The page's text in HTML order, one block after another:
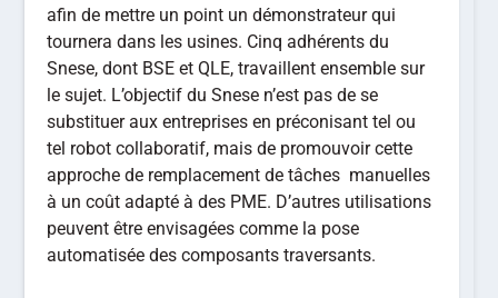
afin de mettre un point un démonstrateur qui
tournera dans les usines. Cinq adhérents du
Snese, dont BSE et QLE, travaillent ensemble sur
le sujet. L’objectif du Snese n’est pas de se
substituer aux entreprises en préconisant tel ou
tel robot collaboratif, mais de promouvoir cette
approche de remplacement de tâches manuelles
à un coût adapté à des PME. D’autres utilisations
peuvent être envisagées comme la pose
automatisée des composants traversants.